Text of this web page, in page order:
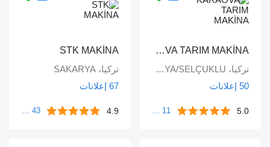
KARAOVA TARIM MAKİNA
تركيا، KONYA/SELÇUKLU
50 إعلانات
5.0 11 مراجعات
STK MAKİNA
تركيا، SAKARYA
67 إعلانات
4.9 43 مراجعات